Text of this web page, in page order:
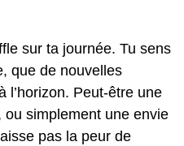
sur ta journée. Tu sens
que de nouvelles
l’horizon. Peut-être une
simplement une envie
pas la peur de